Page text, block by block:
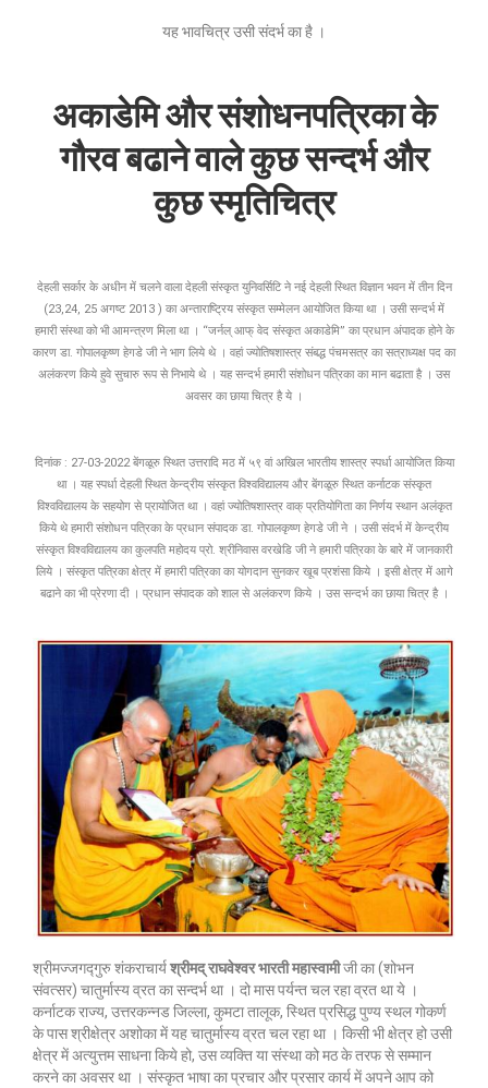
यह भावचित्र उसी संदर्भ का है ।
अकाडेमिऔरसंशोधनपत्रिकाके
गौरवबढानेवालेकुछसन्दर्भऔर
कुछस्मृतिचित्र
देहली सर्कार के अधीन में चलने वाला देहली संस्कृत युनिवर्सिटि ने नई देहली स्थित विज्ञान भवन में तीन दिन
(23,24, 25 अगष्ट 2013 ) का अन्ताराष्ट्रिय संस्कृत सम्मेलन आयोजित किया था । उसी सन्दर्भ में
हमारी संस्था को भी आमन्त्रण मिला था । “जर्नल् आफ् वेद संस्कृत अकाडेमि” का प्रधान अंपादक होने के
कारण डा. गोपालकृष्ण हेगडे जी ने भाग लिये थे । वहां ज्योतिषशास्त्र संबद्ध पंचमसत्र का सत्राध्यक्ष पद का
अलंकरण किये हुवे सुचारु रूप से निभाये थे । यह सन्दर्भ हमारी संशोधन पत्रिका का मान बढाता है । उस
अवसर का छाया चित्र है ये ।
दिनांक : 27-03-2022 बेंगळूरु स्थित उत्तरादि मठ में ५९ वां अखिल भारतीय शास्त्र स्पर्धा आयोजित किया
था । यह स्पर्धा देहली स्थित केन्द्रीय संस्कृत विश्वविद्यालय और बेंगळूरु स्थित कर्नाटक संस्कृत
विश्वविद्यालय के सहयोग से प्रायोजित था । वहां ज्योतिषशास्त्र वाक् प्रतियोगिता का निर्णय स्थान अलंकृत
किये थे हमारी संशोधन पत्रिका के प्रधान संपादक डा. गोपालकृष्ण हेगडे जी ने । उसी संदर्भ में केन्द्रीय
संस्कृत विश्वविद्यालय का कुलपति महोदय प्रो. श्रीनिवास वरखेडि जी ने हमारी पत्रिका के बारे में जानकारी
लिये । संस्कृत पत्रिका क्षेत्र में हमारी पत्रिका का योगदान सुनकर खूब प्रशंसा किये । इसी क्षेत्र में आगे
बढाने का भी प्रेरणा दी । प्रधान संपादक को शाल से अलंकरण किये । उस सन्दर्भ का छाया चित्र है ।
श्रीमज्जगद्गुरु शंकराचार्यश्रीमद्राघवेश्वरभारतीमहास्वामीजी का (शोभन
संवत्सर) चातुर्मास्य व्रत का सन्दर्भ था । दो मास पर्यन्त चल रहा व्रत था ये ।
कर्नाटक राज्य, उत्तरकन्नड जिल्ला, कुमटा तालूक, स्थित प्रसिद्ध पुण्य स्थल गोकर्ण
के पास श्रीक्षेत्र अशोका में यह चातुर्मास्य व्रत चल रहा था । किसी भी क्षेत्र हो उसी
क्षेत्र में अत्युत्तम साधना किये हो, उस व्यक्ति या संस्था को मठ के तरफ से सम्मान
करने का अवसर था । संस्कृत भाषा का प्रचार और प्रसार कार्य में अपने आप को